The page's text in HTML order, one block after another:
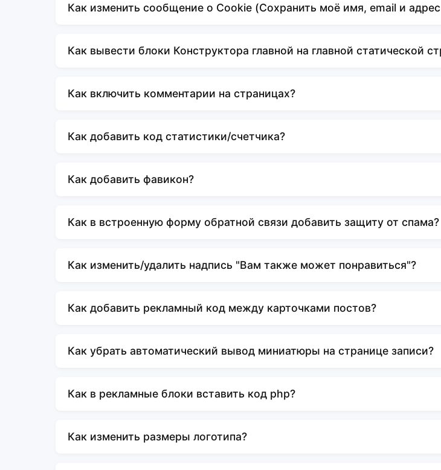
Как изменить сообщение о Cookie (Сохранить моё имя, email и
Как вывести блоки Конструктора главной на главной статической
Как включить комментарии на страницах?
Как добавить код статистики/счетчика?
Как добавить фавикон?
Как в встроенную форму обратной связи добавить защиту от спама?
Как изменить/удалить надпись "Вам также может понравиться"?
Как добавить рекламный код между карточками постов?
Как убрать автоматический вывод миниатюры на странице записи?
Как в рекламные блоки вставить код php?
Как изменить размеры логотипа?